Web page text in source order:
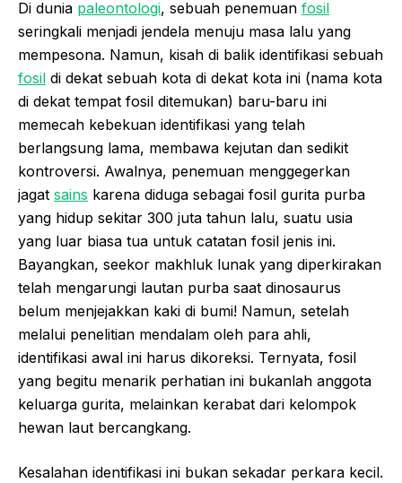
Di dunia paleontologi, sebuah penemuan fosil
seringkali menjadi jendela menuju masa lalu yang
mempesona. Namun, kisah di balik identifikasi sebuah
fosil di dekat sebuah kota di dekat kota ini (nama kota
di dekat tempat fosil ditemukan) baru-baru ini
memecah kebekuan identifikasi yang telah
berlangsung lama, membawa kejutan dan sedikit
kontroversi. Awalnya, penemuan menggegerkan
jagat sains karena diduga sebagai fosil gurita purba
yang hidup sekitar 300 juta tahun lalu, suatu usia
yang luar biasa tua untuk catatan fosil jenis ini.
Bayangkan, seekor makhluk lunak yang diperkirakan
telah mengarungi lautan purba saat dinosaurus
belum menjejakkan kaki di bumi! Namun, setelah
melalui penelitian mendalam oleh para ahli,
identifikasi awal ini harus dikoreksi. Ternyata, fosil
yang begitu menarik perhatian ini bukanlah anggota
keluarga gurita, melainkan kerabat dari kelompok
hewan laut bercangkang.
Kesalahan identifikasi ini bukan sekadar perkara kecil.